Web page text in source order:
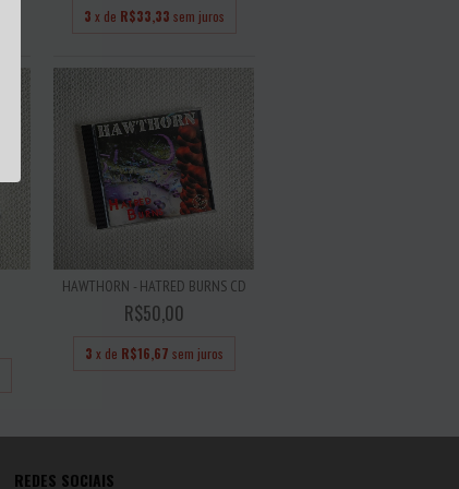
3 x de R$33,33 sem juros
HAWTHORN - HATRED BURNS CD
R$50,00
3 x de R$16,67 sem juros
REDES SOCIAIS